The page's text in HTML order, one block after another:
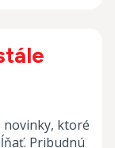
novinky, ktoré
Pribudnú